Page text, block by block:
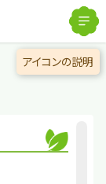
解除
アイコンの説明